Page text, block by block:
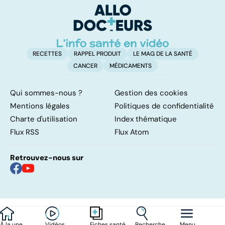
RECETTES RAPPEL PRODUIT
LE MAG DE LA SANTÉ
CANCER
MÉDICAMENTS
Qui sommes-nous ?
Gestion des cookies
Mentions légales
Politiques de confidentialité
Charte d'utilisation
Index thématique
Flux RSS
Flux Atom
Retrouvez-nous sur